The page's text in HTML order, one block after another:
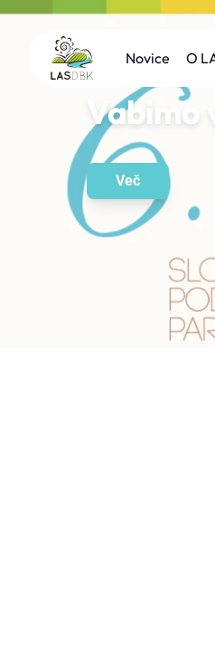
Vabimo
Več
Novice O